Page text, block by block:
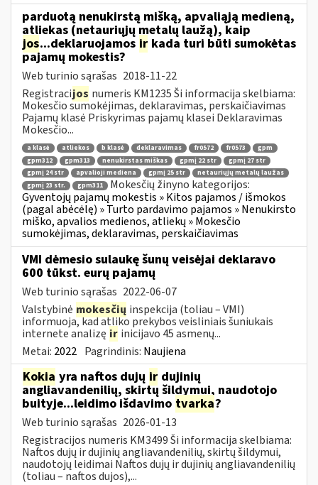
parduotą nenukirstą mišką, apvaliąją medieną,
atliekas (netauriųjų metalų laužą), kaip
jos...deklaruojamos ir kada turi būti sumokėtas
pajamų mokestis?
Web turinio sąrašas 2018-11-22
Registracijos numeris KM1235 Ši informacija skelbiama:
Mokesčio sumokėjimas, deklaravimas, perskaičiavimas
Pajamų klasė Priskyrimas pajamų klasei Deklaravimas
Mokesčio...
a klasė atliekos b klasė deklaravimas fr0572 fr0573
gpm
gpm312
gpm313 nenukirstas miškas gpmį 22 str
gpmį 27 str
gpmį 24 str
apvalioji mediena gpmį 25 str
netauriųjų metalų laužas
gpmį 23 str.
gpm311
Mokesčių žinyno kategorijos:
Gyventojų pajamų mokestis » Kitos pajamos / išmokos
(pagal abėcėlę) » Turto pardavimo pajamos » Nenukirsto
miško, apvalios medienos, atliekų » Mokesčio
sumokėjimas, deklaravimas, perskaičiavimas
VMI dėmesio sulaukę šunų veisėjai deklaravo
600 tūkst. eurų pajamų
Web turinio sąrašas 2022-06-07
Valstybinė mokesčių inspekcija (toliau – VMI)
informuoja, kad atliko prekybos veisliniais šuniukais
internete analizę ir inicijavo 45 asmenų...
Metai: 2022 Pagrindinis: Naujiena
Kokia yra naftos dujų ir dujinių
angliavandenilių, skirtų šildymui, naudotojo
buityje...leidimo išdavimo tvarka?
Web turinio sąrašas 2026-01-13
Registracijos numeris KM3499 Ši informacija skelbiama:
Naftos dujų ir dujinių angliavandenilių, skirtų šildymui,
naudotojų leidimai Naftos dujų ir dujinių angliavandenilių
(toliau – naftos dujos),...